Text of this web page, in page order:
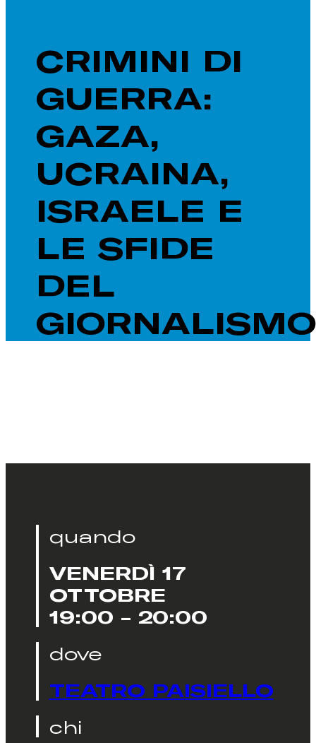
CRIMINI DI
GUERRA:
GAZA,
UCRAINA,
ISRAELE E
LE SFIDE
DEL
GIORNALISMO
quando
VENERDÌ 17
OTTOBRE
19:00 - 20:00
dove
TEATRO PAISIELLO
chi